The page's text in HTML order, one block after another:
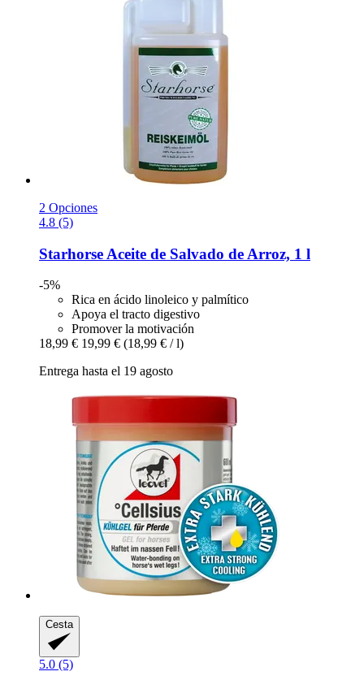
2 Opciones
4.8 (5)
Starhorse Aceite de Salvado de Arroz, 1 l
-5%
Rica en ácido linoleico y palmítico
Apoya el tracto digestivo
Promover la motivación
18,99 € 19,99 € (18,99 € / l)
Entrega hasta el 19 agosto
Cesta
5.0 (5)